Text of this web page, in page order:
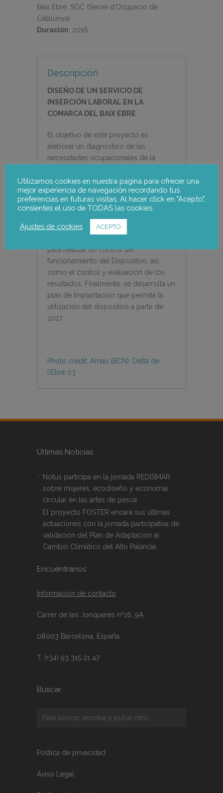
Baix Ebre, SOC (Servei d'Ocupació de
Catalunya)
Duración: 2016
Descripción
DISEÑO DE UN SERVICIO DE
INSERCIÓN LABORAL EN LA
COMARCA DEL BAIX EBRE
El objetivo de este proyecto es
elaborar un diagnóstico de las
necesidades ocupacionales de la
documentación, análisis estadístico y
análisis de cuestionarios y entrevistas. A
la luz de este análisis y teniendo en
diseña un dispositivo de inserción
para realizar un control del
funcionamiento del Dispositivo, así
como el control y evaluación de los
resultados. Finalmente, se desarrolla un
plan de Implantación que permita la
utilización del dispositivo a partir de
2017.
Photo credit: Arnau (BCN), Delta de
l’Ebre 03
Últimas Noticias
Notus participa en la jornada REDISMAR
sobre mujeres, ecodiseño y economía
circular en las artes de pesca
El proyecto FOSTER encara sus últimas
actuaciones con la jornada participativa de
validación del Plan de Adaptación al
Cambio Climático del Alto Palancia
Encuéntranos
Información de contacto
Carrer de les Jonqueres nº16, 9A
08003 Barcelona, España
T. (+34) 93 315 21 47
Buscar
Política de privacidad
Aviso Legal
Utilizamos cookies en nuestra página para ofrecer una
mejor experiencia de navegación recordando tus
preferencias en futuras visitas. Al hacer click en "Acepto",
consientes el uso de TODAS las cookies.
Ajustes de cookies ACEPTO